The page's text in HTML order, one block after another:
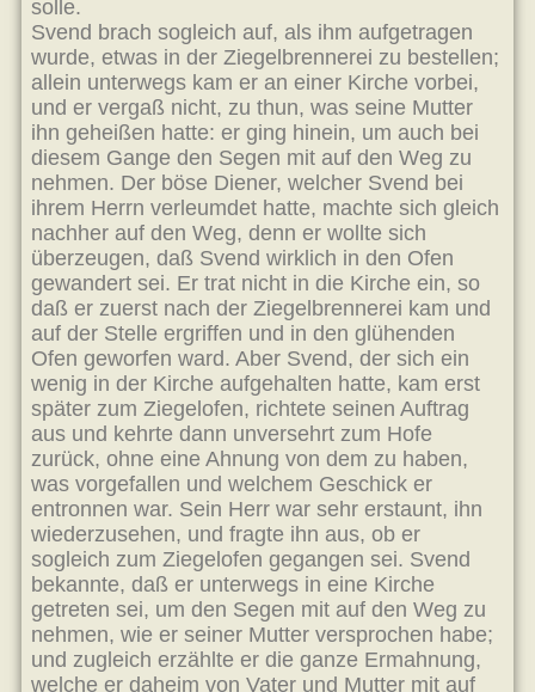
solle.
Svend brach sogleich auf, als ihm aufgetragen
wurde, etwas in der Ziegelbrennerei zu bestellen;
allein unterwegs kam er an einer Kirche vorbei,
und er vergaß nicht, zu thun, was seine Mutter
ihn geheißen hatte: er ging hinein, um auch bei
diesem Gange den Segen mit auf den Weg zu
nehmen. Der böse Diener, welcher Svend bei
ihrem Herrn verleumdet hatte, machte sich gleich
nachher auf den Weg, denn er wollte sich
überzeugen, daß Svend wirklich in den Ofen
gewandert sei. Er trat nicht in die Kirche ein, so
daß er zuerst nach der Ziegelbrennerei kam und
auf der Stelle ergriffen und in den glühenden
Ofen geworfen ward. Aber Svend, der sich ein
wenig in der Kirche aufgehalten hatte, kam erst
später zum Ziegelofen, richtete seinen Auftrag
aus und kehrte dann unversehrt zum Hofe
zurück, ohne eine Ahnung von dem zu haben,
was vorgefallen und welchem Geschick er
entronnen war. Sein Herr war sehr erstaunt, ihn
wiederzusehen, und fragte ihn aus, ob er
sogleich zum Ziegelofen gegangen sei. Svend
bekannte, daß er unterwegs in eine Kirche
getreten sei, um den Segen mit auf den Weg zu
nehmen, wie er seiner Mutter versprochen habe;
und zugleich erzählte er die ganze Ermahnung,
welche er daheim von Vater und Mutter mit auf